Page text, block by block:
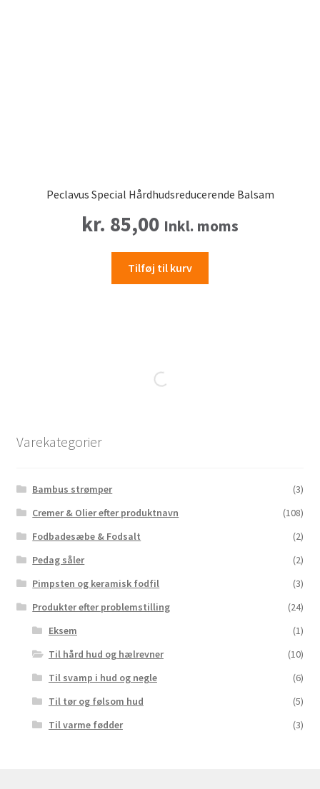
Peclavus Special Hårdhudsreducerende Balsam
kr. 85,00 Inkl. moms
Tilføj til kurv
Varekategorier
Bambus strømper
(3)
Cremer & Olier efter produktnavn
(108)
Fodbadesæbe & Fodsalt
(2)
Pedag såler
(2)
Pimpsten og keramisk fodfil
(3)
Produkter efter problemstilling
(24)
Eksem
(1)
Til hård hud og hælrevner
(10)
Til svamp i hud og negle
(6)
Til tør og følsom hud
(5)
Til varme fødder
(3)